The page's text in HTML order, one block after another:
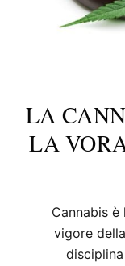
LA
LA
Cannabis è
vigore